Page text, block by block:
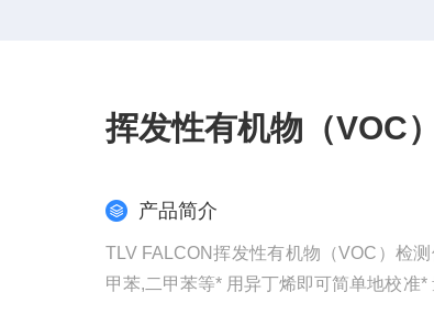
挥发性有机物（VOC
产品简介
TLV FALCON挥发性有机物（VOC）检
甲苯,二甲苯等* 用异丁烯即可简单地校准